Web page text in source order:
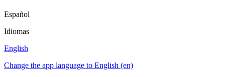
Español
Idiomas
English
Change the app language to English (en)